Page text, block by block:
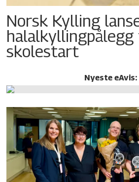
Norsk Kylling
skolestart
Nyeste eAvis: